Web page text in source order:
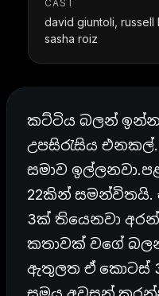
CAST
david giuntoli, russell
sasha roiz
කට්ටිය බලන්
උපසිරැසිය
සමාව
22කින්
3ක් තියෙනවා
කතාවක් වගේ
ඇතුලත ඒ කොටස් 3